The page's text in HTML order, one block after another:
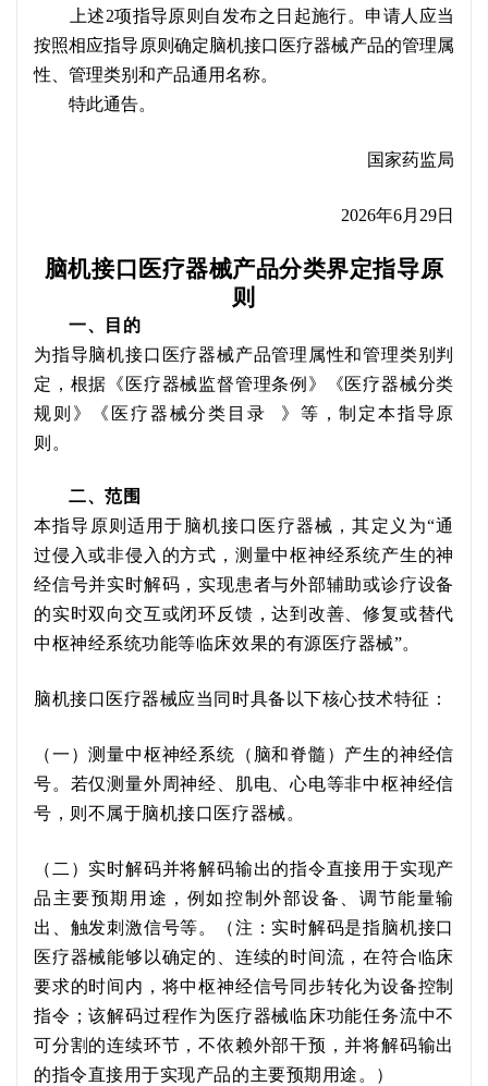
上述2项指导原则自发布之日起施行。申请人应当
按照相应指导原则确定脑机接口医疗器械产品的管理属
性、管理类别和产品通用名称。
特此通告。
国家药监局
2026年6月29日
脑机接口医疗器械产品分类界定指导原
则
一、目的
为指导脑机接口医疗器械产品管理属性和管理类别判
定，根据《医疗器械监督管理条例》《医疗器械分类
规则》《 医疗器械分类目录
》等，制定本指导原
则。
二、范围
本指导原则适用于脑机接口医疗器械，其定义为“通
过侵入或非侵入的方式，测量中枢神经系统产生的神
经信号并实时解码， 实现患者与外部辅助或诊疗设备
的实时双向交互或闭环反馈 ，达到改善、修复或替代
中枢神经系统功能等临床效果的有源医疗器械”。
脑机接口医疗器械应当 同时具备以下核心技术特征：
（一）测量中枢神经系统（脑和脊髓） 产生的神经信
号。 若仅测量外周神经、肌电、心电等非中枢神经信
号 ，则 不属于脑机接口医疗器械。
（二）实时解码并将解码输出的指令直接用于实现产
品 主要预期用途，例如控制外部设备、调节能量输
出、触发刺激信号等。 （注： 实时解码是指脑机接口
医疗器械能够以确定的、连续的时间流，在符合临床
要求的时间内，将中枢神经信号同步转化为设备控制
指令；该解码过程作为医疗器械临床功能任务流中不
可分割的连续环节，不依赖外部干预，并将解码输出
的指令直接用于实现产品的主要预期用途。 ）